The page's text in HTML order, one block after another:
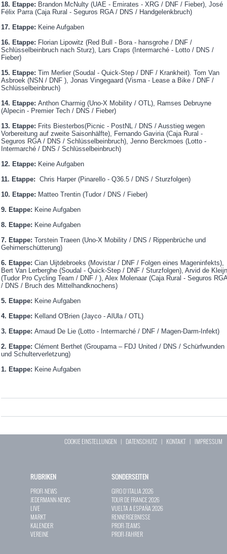
18. Etappe: Brandon McNulty (UAE - Emirates - XRG / DNF / Fieber), José
Félix Parra (Caja Rural - Seguros RGA / DNS / Handgelenkbruch)
17. Etappe: Keine Aufgaben
16. Etappe: Florian Lipowitz (Red Bull - Bora - hansgrohe / DNF /
Schlüsselbeinbruch nach Sturz), Lars Craps (Intermarché - Lotto / DNS /
Fieber)
15. Etappe: Tim Merlier (Soudal - Quick-Step / DNF / Krankheit). Tom Van
Asbroek (NSN / DNF ), Jonas Vingegaard (Visma - Lease a Bike / DNF /
Schlüsselbeinbruch)
14. Etappe: Anthon Charmig (Uno-X Mobility / OTL), Ramses Debruyne
(Alpecin - Premier Tech / DNS / Fieber)
13. Etappe: Frits Biesterbos(Picnic - PostNL / DNS / Ausstieg wegen
Vorbereitung auf zweite Saisonhälfte), Fernando Gaviria (Caja Rural -
Seguros RGA / DNS / Schlüsselbeinbruch), Jenno Berckmoes (Lotto -
Intermarché / DNS / Schlüsselbeinbruch)
12. Etappe: Keine Aufgaben
11. Etappe: Chris Harper (Pinarello - Q36.5 / DNS / Sturzfolgen)
10. Etappe: Matteo Trentin (Tudor / DNS / Fieber)
9. Etappe: Keine Aufgaben
8. Etappe: Keine Aufgaben
7. Etappe: Torstein Traeen (Uno-X Mobility / DNS / Rippenbrüche und
Gehirnerschütterung)
6. Etappe: Cian Uijtdebroeks (Movistar / DNF / Folgen eines Mageninfekts),
Bert Van Lerberghe (Soudal - Quick-Step / DNF / Sturzfolgen), Arvid de Kleijn
(Tudor Pro Cycling Team / DNF / ), Alex Molenaar (Caja Rural - Seguros RGA
/ DNS / Bruch des Mittelhandknochens)
5. Etappe: Keine Aufgaben
4. Etappe: Kelland O'Brien (Jayco - AlUla / OTL)
3. Etappe: Arnaud De Lie (Lotto - Intermarché / DNF / Magen-Darm-Infekt)
2. Etappe: Clément Berthet (Groupama – FDJ United / DNS / Schürfwunden
und Schulterverletzung)
1. Etappe: Keine Aufgaben
COOKIE EINSTELLUNGEN | DATENSCHUTZ | KONTAKT| IMPRESSUM
RUBRIKEN
PROFI-NEWS
JEDERMANN-NEWS
LIVE
MARKT
KALENDER
VEREINE
SONDERSEITEN
GIRO D`ITALIA 2026
TOUR DE FRANCE 2026
VUELTA A ESPAÑA 2026
RENNERGEBNISSE
PROFI-TEAMS
PROFI-FAHRER